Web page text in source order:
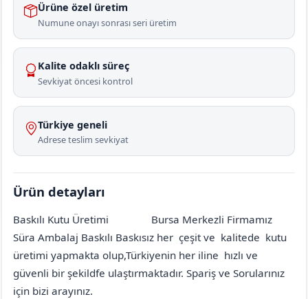
Ürüne özel üretim
Numune onayı sonrası seri üretim
Kalite odaklı süreç
Sevkiyat öncesi kontrol
Türkiye geneli
Adrese teslim sevkiyat
Ürün detayları
Baskılı Kutu Üretimi
Bursa Merkezli Firmamız
Süra Ambalaj Baskılı Baskısız her çeşit ve kalitede kutu
üretimi yapmakta olup,Türkiyenin her iline hızlı ve
güvenli bir şekildfe ulaştırmaktadır. Spariş ve Sorularınız
için bizi arayınız.